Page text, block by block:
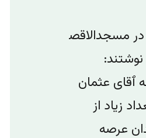
در مسجد‌الاقص
نوشتند:
ٱقای عثمان
زیاد از
عرصه